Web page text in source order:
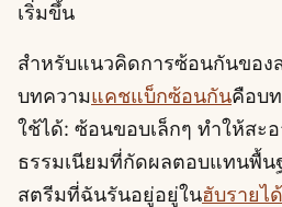
เริ่มขึ้น
สำหรับแนวคิดการซ้อนกันของ
บทความแคชแบ็กซ้อนกันคือบ
ใช้ได้: ซ้อนขอบเล็กๆ ทำให้สะ
ธรรมเนียมที่กัดผลตอบแทนพื้น
สตรีมที่ฉันรันอยู่อยู่ในฮับรายไ